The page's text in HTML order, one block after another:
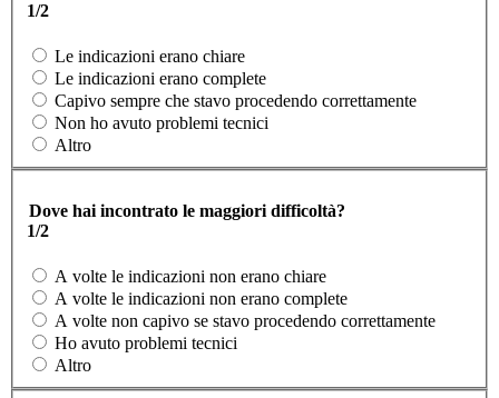
1/2
Le indicazioni erano chiare
Le indicazioni erano complete
Capivo sempre che stavo procedendo correttamente
Non ho avuto problemi tecnici
Altro
Dove hai incontrato le maggiori difficoltà?
1/2
A volte le indicazioni non erano chiare
A volte le indicazioni non erano complete
A volte non capivo se stavo procedendo correttamente
Ho avuto problemi tecnici
Altro